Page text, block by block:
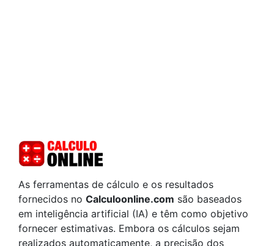
As ferramentas de cálculo e os resultados
fornecidos no Calculoonline.com são baseados
em inteligência artificial (IA) e têm como objetivo
fornecer estimativas. Embora os cálculos sejam
realizados automaticamente, a precisão dos